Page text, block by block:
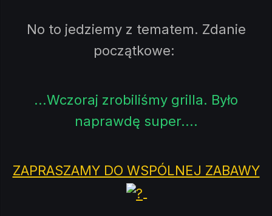
No to jedziemy z tematem. Zdanie
początkowe:
...Wczoraj zrobiliśmy grilla. Było
naprawdę super....
ZAPRASZAMY DO WSPÓLNEJ ZABAWY